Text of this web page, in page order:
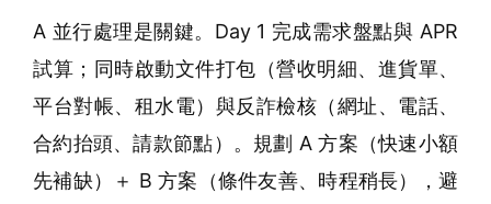
A 並行處理是關鍵。Day 1 完成需求盤點與 APR
試算；同時啟動文件打包（營收明細、進貨單、
平台對帳、租水電）與反詐檢核（網址、電話、
合約抬頭、請款節點）。規劃 A 方案（快速小額
先補缺）＋ B 方案（條件友善、時程稍長），避